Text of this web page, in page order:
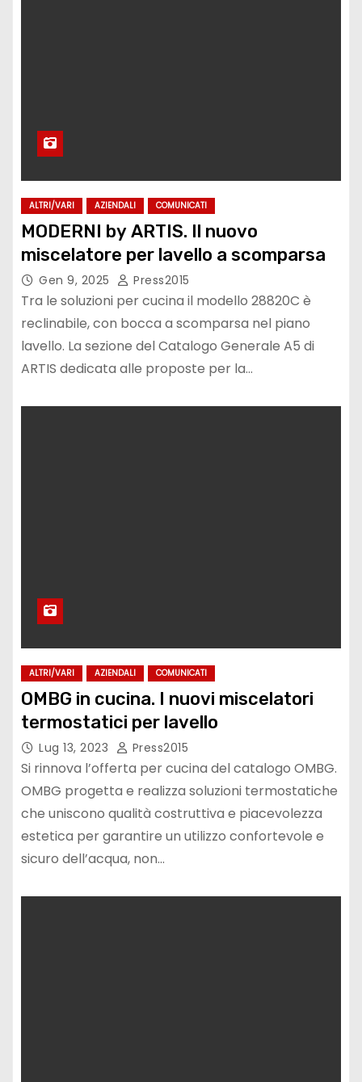
ALTRI/VARI AZIENDALI COMUNICATI
MODERNI by ARTIS. Il nuovo
miscelatore per lavello a scomparsa
Gen 9, 2025 Press2015
Tra le soluzioni per cucina il modello 28820C è
reclinabile, con bocca a scomparsa nel piano
lavello. La sezione del Catalogo Generale A5 di
ARTIS dedicata alle proposte per la…
ALTRI/VARI AZIENDALI COMUNICATI
OMBG in cucina. I nuovi miscelatori
termostatici per lavello
Lug 13, 2023 Press2015
Si rinnova l’offerta per cucina del catalogo OMBG.
OMBG progetta e realizza soluzioni termostatiche
che uniscono qualità costruttiva e piacevolezza
estetica per garantire un utilizzo confortevole e
sicuro dell’acqua, non…